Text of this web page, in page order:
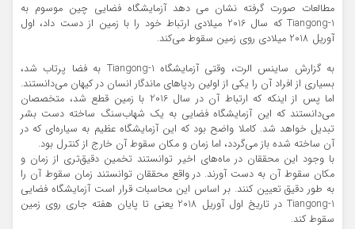
مطالعات صورت گرفته نشان می دهد آزمایشگاه فضایی چین موسوم به
Tiangong-1 که سال 2016 میلادی ارتباط خود را با زمین از دست داد، اول
آوریل 2018 میلادی روی زمین سقوط می‌کند.
به گزارش ساینس الرت، وقتی آزمایشگاه Tiangong-1 به فضا پرتاب شد،
بسیاری از افراد آن را یکی از اولین ردپاهای ماندگار انسان در کیهان می‌دانستند.
اما پس از اینکه که ارتباط آن در سال 2016 با زمین قطع شد، متخصصان
می‌دانستند که این آزمایشگاه فضایی به یک شهاب‌سنگ ساخته دست بشر
تبدیل خواهد شد. کاملا واضح بود که این آزمایشگاه عظیم به سیاره‌ای که در
آن ساخته شده باز می‌گردد، اما زمان و مکان سقوط آن خارج از کنترل بود.
با وجود این محققان در ماه‌های اخیر توانستند تخمین دقیق‌تری از زمان و
مکان سقوط آن به دست آورند. در واقع محققان توانستند زمان سقوط آن را
به طور دقیق تعیین کنند. بر اساس این محاسبات قرار است آزمایشگاه فضایی
Tiangong-1 در تاریخ اول آوریل 2018 یعنی تا پایان هفته جاری روی زمین
سقوط کند.